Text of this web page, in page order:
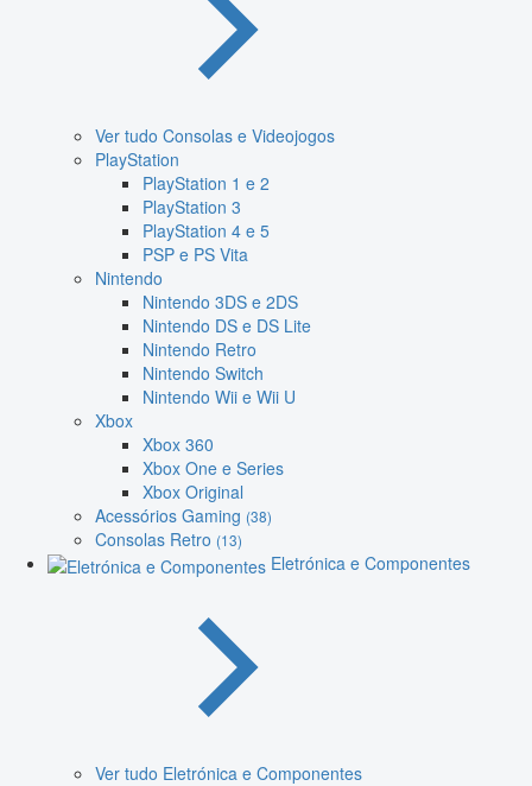
Ver tudo Consolas e Videojogos
PlayStation
PlayStation 1 e 2
PlayStation 3
PlayStation 4 e 5
PSP e PS Vita
Nintendo
Nintendo 3DS e 2DS
Nintendo DS e DS Lite
Nintendo Retro
Nintendo Switch
Nintendo Wii e Wii U
Xbox
Xbox 360
Xbox One e Series
Xbox Original
Acessórios Gaming (38)
Consolas Retro (13)
Eletrónica e Componentes
Ver tudo Eletrónica e Componentes